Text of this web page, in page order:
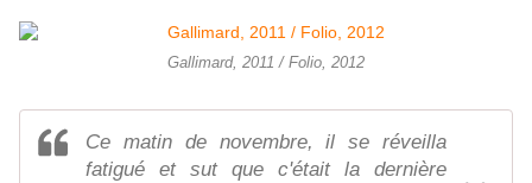
Gallimard, 2011 / Folio, 2012
Ce matin de novembre, il se réveilla
fatigué et sut que c'était la dernière